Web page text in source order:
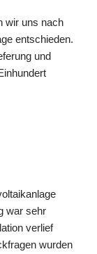
wir uns nach
entschieden.
und
war sehr
verlief
wurden